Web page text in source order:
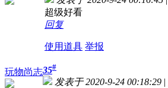
超级好看
回复
使用道具 举报
玩物尚志35#
发表于 2020-9-24 00:18:29 |